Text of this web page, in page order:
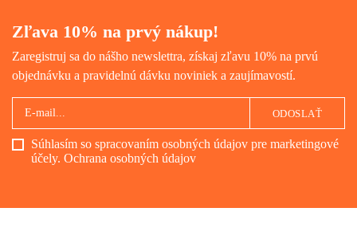
Zľava 10% na prvý nákup!
Zaregistruj sa do nášho newslettra, získaj zľavu 10% na prvú
objednávku a pravidelnú dávku noviniek a zaujímavostí.
Súhlasím so spracovaním osobných údajov pre marketingové
účely. Ochrana osobných údajov
ODOSLAŤ